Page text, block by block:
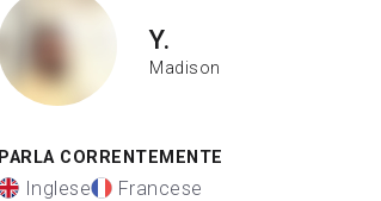
Y.
Madison
PARLA CORRENTEMENTE
Inglese Francese